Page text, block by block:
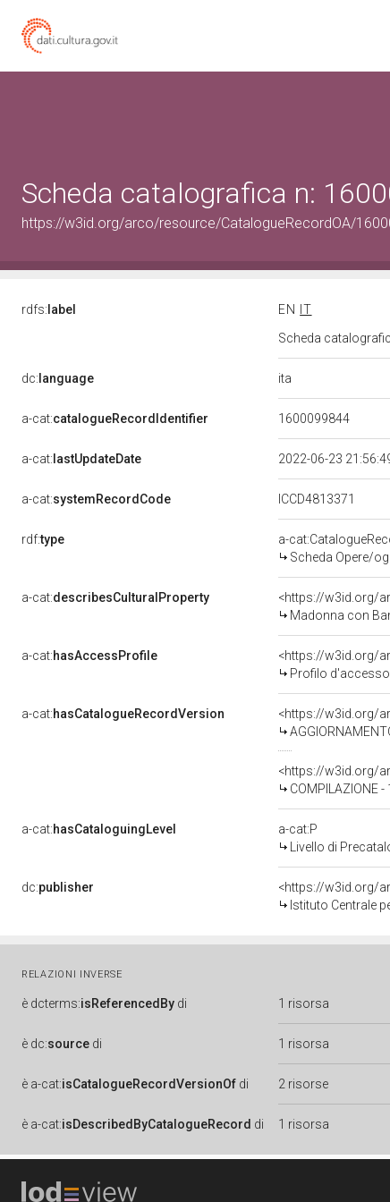
Scheda catalografica n:
https://w3id.org/arco/resource/CatalogueRecordOA/
rdfs: label EN
IT
Scheda
dc: language ita
a-cat:catalogueRecordIdentifier 1600099844
a-cat: lastUpdateDate 2022-06-23
a-cat:systemRecordCode ICCD4813371
rdf:type
a-
Scheda Opere/
a-cat:describesCulturalProperty
<https://w3id.org/
Madonna con
a-cat:hasAccessProfile
<https://w3id.org/
Profilo d'accesso
a-cat:hasCatalogueRecordVersion
<https://w3id.org/
<https://w3id.org/
COMPILAZIONE
a-cat:hasCataloguingLevel
a-cat:P
Livello di
dc:publisher
<https://w3id.org/
Istituto Centrale
RELAZIONI INVERSE
è dcterms:isReferencedBy di 1 risorsa
è dc:source di 1 risorsa
è a-cat:isCatalogueRecordVersionOf di 2 risorse
è a-cat:isDescribedByCatalogueRecord di 1 risorsa